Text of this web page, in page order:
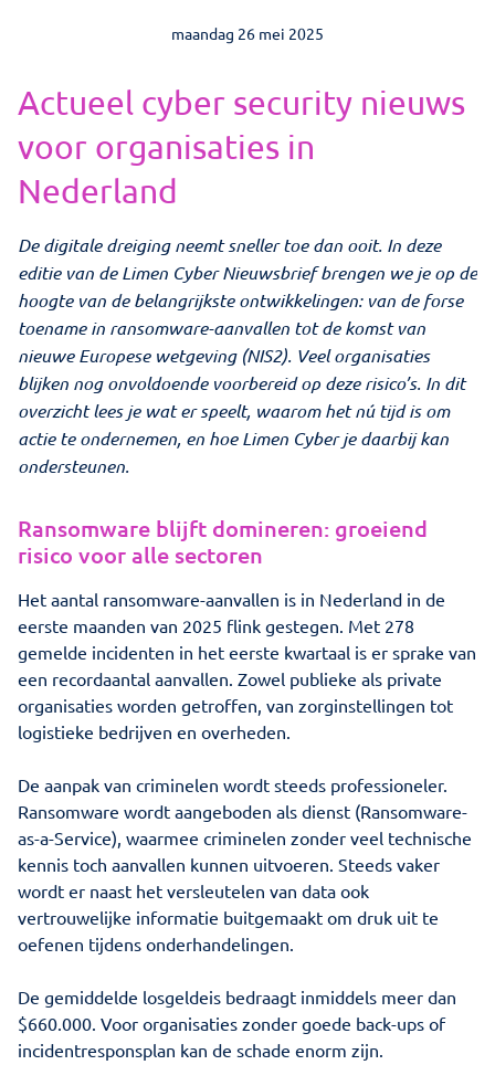
Virtuele CISO
Zoeken
maandag 26 mei 2025
Actueel cyber security nieuws
voor organisaties in
Nederland
De digitale dreiging neemt sneller toe dan ooit. In deze
editie van de Limen Cyber Nieuwsbrief brengen we je op de
hoogte van de belangrijkste ontwikkelingen: van de forse
toename in ransomware-aanvallen tot de komst van
nieuwe Europese wetgeving (NIS2). Veel organisaties
blijken nog onvoldoende voorbereid op deze risico’s. In dit
overzicht lees je wat er speelt, waarom het nú tijd is om
actie te ondernemen, en hoe Limen Cyber je daarbij kan
ondersteunen.
Ransomware blijft domineren: groeiend
risico voor alle sectoren
Het aantal ransomware-aanvallen is in Nederland in de
eerste maanden van 2025 flink gestegen. Met 278
gemelde incidenten in het eerste kwartaal is er sprake van
een recordaantal aanvallen. Zowel publieke als private
organisaties worden getroffen, van zorginstellingen tot
logistieke bedrijven en overheden.
De aanpak van criminelen wordt steeds professioneler.
Ransomware wordt aangeboden als dienst (Ransomware-
as-a-Service), waarmee criminelen zonder veel technische
kennis toch aanvallen kunnen uitvoeren. Steeds vaker
wordt er naast het versleutelen van data ook
vertrouwelijke informatie buitgemaakt om druk uit te
oefenen tijdens onderhandelingen.
De gemiddelde losgeldeis bedraagt inmiddels meer dan
$660.000. Voor organisaties zonder goede back-ups of
incidentresponsplan kan de schade enorm zijn.